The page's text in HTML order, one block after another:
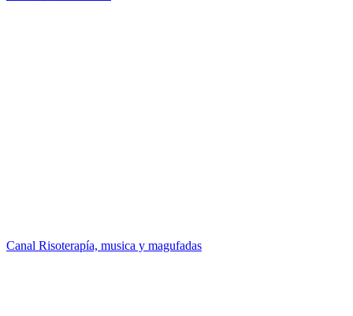
Canal Risoterapía, musica y magufadas